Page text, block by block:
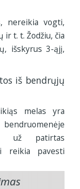
nereikia vogti,
t. t. Žodžiu, čia
išskyrus 3-ąjį,
iš bendrųjų
melas yra
už patirtas
reikia pavesti